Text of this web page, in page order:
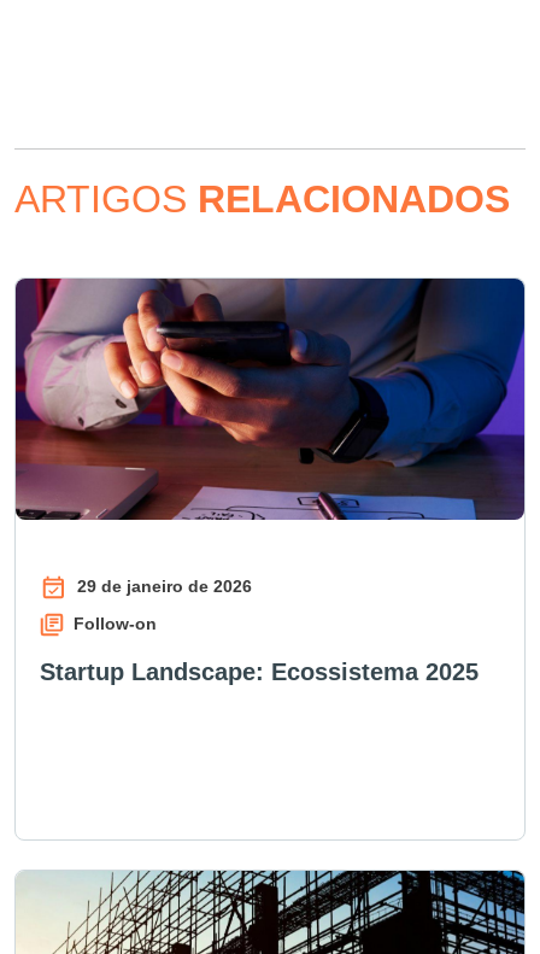
ARTIGOS RELACIONADOS
29 de janeiro de 2026
Follow-on
Startup Landscape: Ecossistema 2025